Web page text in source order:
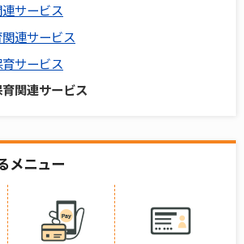
サービス
連サービス
サービス
関連サービス
メニュー